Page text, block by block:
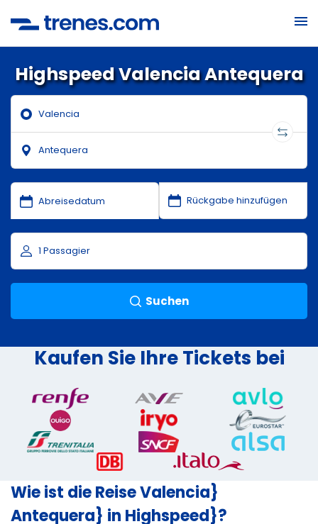
Highspeed Valencia Antequera
Suchen
Kaufen Sie Ihre Tickets bei
Wie ist die Reise Valencia}
Antequera} in Highspeed}?